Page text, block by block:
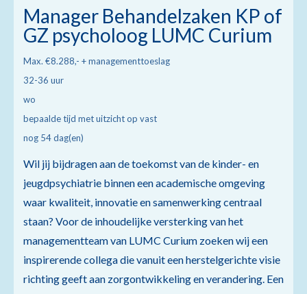
Manager Behandelzaken KP of
GZ psycholoog LUMC Curium
Max. €8.288,- + managementtoeslag
32-36 uur
wo
bepaalde tijd met uitzicht op vast
nog 54 dag(en)
Wil jij bijdragen aan de toekomst van de kinder- en
jeugdpsychiatrie binnen een academische omgeving
waar kwaliteit, innovatie en samenwerking centraal
staan? Voor de inhoudelijke versterking van het
managementteam van LUMC Curium zoeken wij een
inspirerende collega die vanuit een herstelgerichte visie
richting geeft aan zorgontwikkeling en verandering. Een